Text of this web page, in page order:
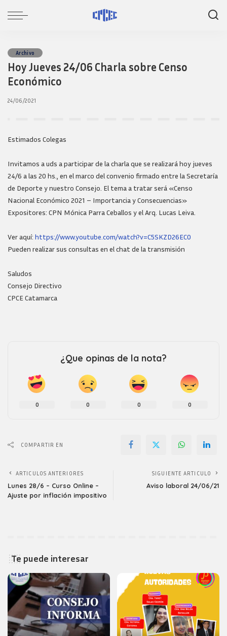
Archivo
Hoy Jueves 24/06 Charla sobre Censo
Económico
24/06/2021
Estimados Colegas
Invitamos a uds a participar de la charla que se realizará hoy jueves
24/6 a las 20 hs., en el marco del convenio firmado entre la Secretaría
de Deporte y nuestro Consejo. El tema a tratar será «Censo
Nacional Económico 2021 – Importancia y Consecuencias»
Expositores: CPN Mónica Parra Ceballos y el Arq. Lucas Leiva.
Ver aquí: https://www.youtube.com/watch?v=C5SKZD26EC0
Pueden realizar sus consultas en el chat de la transmisión
Saludos
Consejo Directivo
CPCE Catamarca
¿Que opinas de la nota?
0 0 0 0
COMPARTIR EN
ARTICULOS ANTERIORES
Lunes 28/6 – Curso Online –
Ajuste por inflación impositivo
SIGUIENTE ARTICULO
Aviso laboral 24/06/21
Te puede interesar